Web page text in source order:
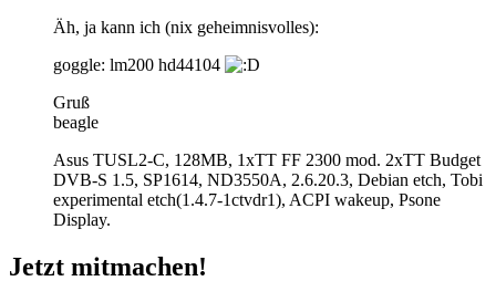
Äh, ja kann ich (nix geheimnisvolles):
goggle: lm200 hd44104
Gruß
beagle
Asus TUSL2-C, 128MB, 1xTT FF 2300 mod. 2xTT Budget
DVB-S 1.5, SP1614, ND3550A, 2.6.20.3, Debian etch, Tobi
experimental etch(1.4.7-1ctvdr1), ACPI wakeup, Psone
Display.
Jetzt mitmachen!